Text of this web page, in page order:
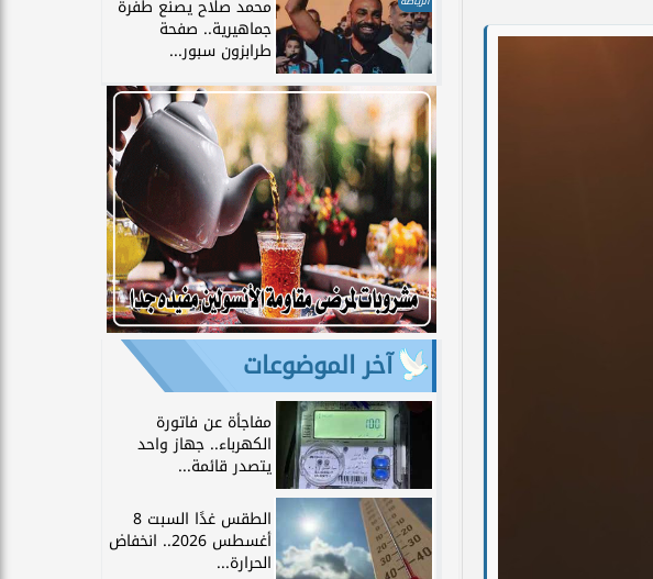
محمد صلاح يصنع طفرة
جماهيرية.. صفحة
طرابزون سبور...
آخر الموضوعات
مفاجأة عن فاتورة
الكهرباء.. جهاز واحد
يتصدر قائمة...
الطقس غدًا السبت 8
أغسطس 2026.. انخفاض
الحرارة...